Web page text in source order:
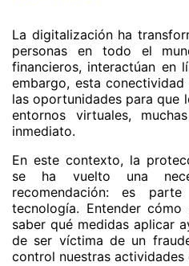
La digitalización ha
personas en todo el
financieros, interactúan en
embargo, esta
las oportunidades para que
entornos virtuales,
inmediato.
En este contexto, la
se ha vuelto una
recomendación: es
tecnología. Entender
saber qué medidas aplicar
de ser víctima de un
control nuestras actividades